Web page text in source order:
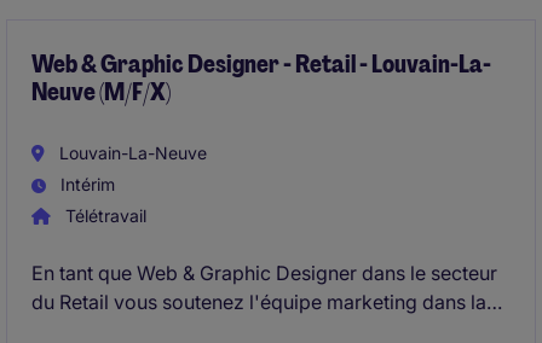
Web & Graphic Designer - Retail - Louvain-La-
Neuve (M/F/X)
Louvain-La-Neuve
Intérim
Télétravail
En tant que Web & Graphic Designer dans le secteur
du Retail vous soutenez l'équipe marketing dans la